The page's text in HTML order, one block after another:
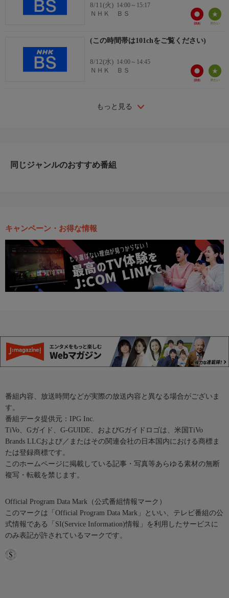
8/11(火) 14:00～15:17
ＮＨＫ ＢＳ
(この時間帯は101chをご覧ください)
8/12(水) 14:00～14:45
ＮＨＫ ＢＳ
もっと見る
同じジャンルのおすすめ番組
キャンペーン・お得な情報
番組内容、放送時間などが実際の放送内容と異なる場合がございま
す。
番組データ提供元：IPG Inc.
TiVo、Gガイド、G-GUIDE、およびGガイドロゴは、米国TiVo
Brands LLCおよび／またはその関連会社の日本国内における商標ま
たは登録商標です。
このホームページに掲載している記事・写真等あらゆる素材の無断
複写・転載を禁じます。
Official Program Data Mark（公式番組情報マーク）
このマークは「Official Program Data Mark」といい、テレビ番組の公
式情報である「SI(Service Information)情報」を利用したサービスに
のみ表記が許されているマークです。